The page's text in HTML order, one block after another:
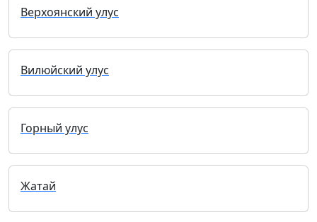
Верхоянский улус
Вилюйский улус
Горный улус
Жатай